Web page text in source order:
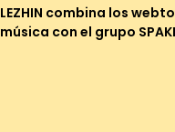
LEZHIN combina los
música con el grupo